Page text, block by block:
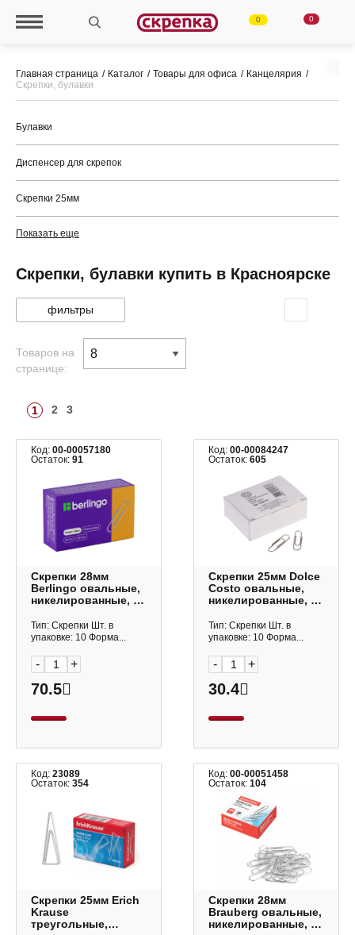
0 0
Главная страница Каталог Товары для офиса
Канцелярия
Скрепки, булавки
Скрепки, булавки купить в Красноярске
Булавки
Диспенсер для скрепок
Скрепки 25мм
Показать еще
фильтры
Товаров на
странице:
1 2 3
Код: 00-00057180
Остаток: 91
Скрепки 28мм
Berlingo овальные,
никелированные, в
BK2511
Тип: Скрепки Шт. в
упаковке: 10 Форма...
- +
70.5
Код:00-00084247
Остаток:605
Скрепки 25мм Dolce
Costo овальные,
никелированные, в
D00131
Тип: Скрепки Шт. в
упаковке: 10 Форма...
- +
30.4
Код: 23089
Остаток: 354
Скрепки 25мм Erich
Krause
треугольные,
Код:00-00051458
Остаток:104
Скрепки 28мм
Brauberg овальные,
никелированные, в